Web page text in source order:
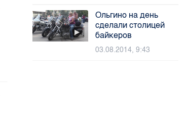
Ольгино на день
сделали столицей
байкеров
03.08.2014, 9:43